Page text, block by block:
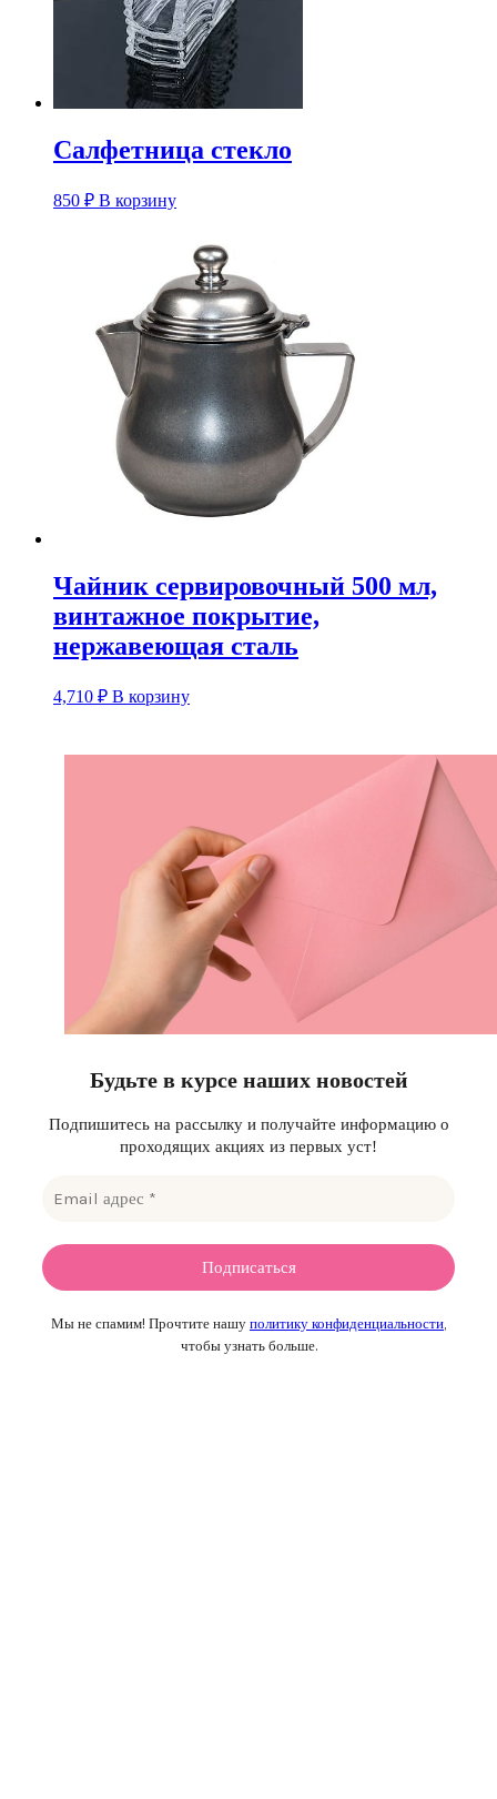
Салфетница стекло
850 ₽ В корзину
Чайник сервировочный 500 мл,
винтажное покрытие,
нержавеющая сталь
4,710 ₽ В корзину
Будьте в курсе наших новостей
Подпишитесь на рассылку и получайте информацию о
проходящих акциях из первых уст!
Мы не спамим! Прочтите нашу политику конфиденциальности
чтобы узнать больше.